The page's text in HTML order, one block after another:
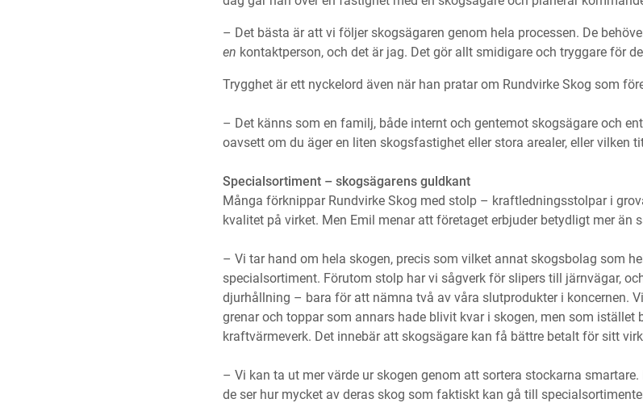
– Det bästa är att vi följer skogsägaren genom hela processen. De
en kontaktperson, och det är jag. Det gör allt smidigare och tryggare för
Trygghet är ett nyckelord även när han pratar om Rundvirke Skog som
– Det känns som en familj, både internt och gentemot skogsägare och
oavsett om du äger en liten skogsfastighet eller stora arealer, eller vilken
Specialsortiment – skogsägarens guldkant
Många förknippar Rundvirke Skog med stolp – kraftledningsstolpar i
kvalitet på virket. Men Emil menar att företaget erbjuder betydligt mer än
– Vi tar hand om hela skogen, precis som vilket annat skogsbolag som
specialsortiment. Förutom stolp har vi sågverk för slipers till järnvägar,
djurhållning – bara för att nämna två av våra slutprodukter i koncernen.
grenar och toppar som annars hade blivit kvar i skogen, men som
kraftvärmeverk. Det innebär att skogsägare kan få bättre betalt för sitt
– Vi kan ta ut mer värde ur skogen genom att sortera stockarna
de ser hur mycket av deras skog som faktiskt kan gå till